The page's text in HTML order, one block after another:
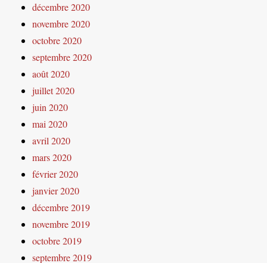
décembre 2020
novembre 2020
octobre 2020
septembre 2020
août 2020
juillet 2020
juin 2020
mai 2020
avril 2020
mars 2020
février 2020
janvier 2020
décembre 2019
novembre 2019
octobre 2019
septembre 2019